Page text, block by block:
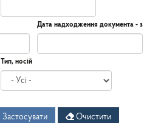
Дата надходження документа - з
надходження
-
Тип, носій
Застосувати Очистити